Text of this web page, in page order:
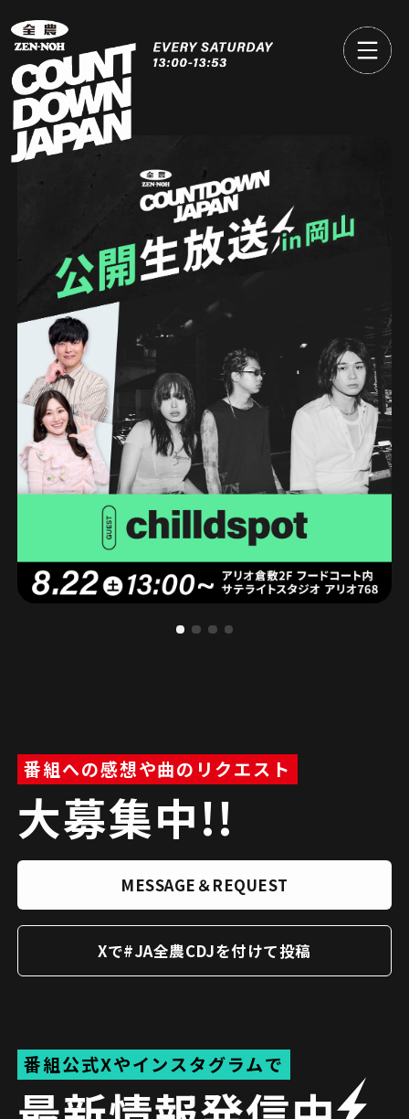
番組への感想や曲のリクエスト
大募集中!!
MESSAGE＆REQUEST
Xで#JA全農CDJを付けて投稿
番組公式Xやインスタグラムで